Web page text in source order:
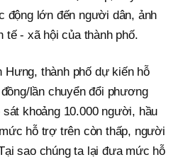
động lớn đến người dân, ảnh
tế - xã hội của thành phố.
Hưng, thành phố dự kiến hỗ
lần chuyển đổi phương
khoảng 10.000 người, hầu
hỗ trợ trên còn thấp, người
sao chúng ta lại đưa mức hỗ